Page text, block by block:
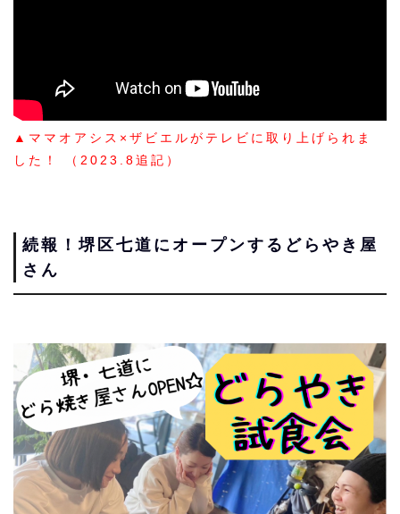
▲ママオアシス×ザビエルがテレビに取り上げられま
した！ （2023.8追記）
続報！堺区七道にオープンするどらやき屋
さん